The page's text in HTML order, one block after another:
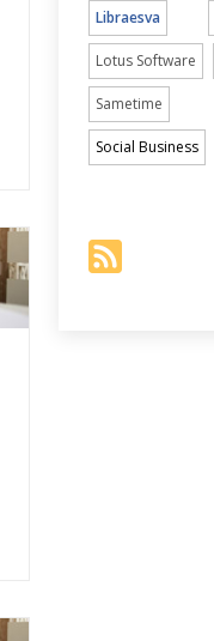
Libraesva
Lotus Software
Sametime
Social Business